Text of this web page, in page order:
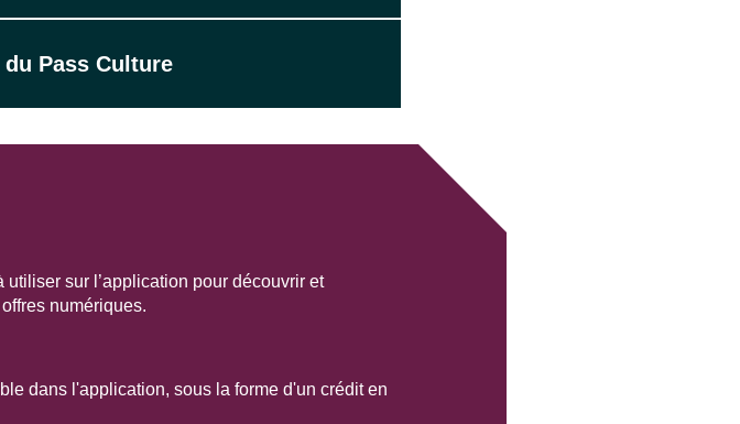
Pass Culture
utiliser sur l’application pour découvrir et
numériques.
dans l'application, sous la forme d'un crédit en